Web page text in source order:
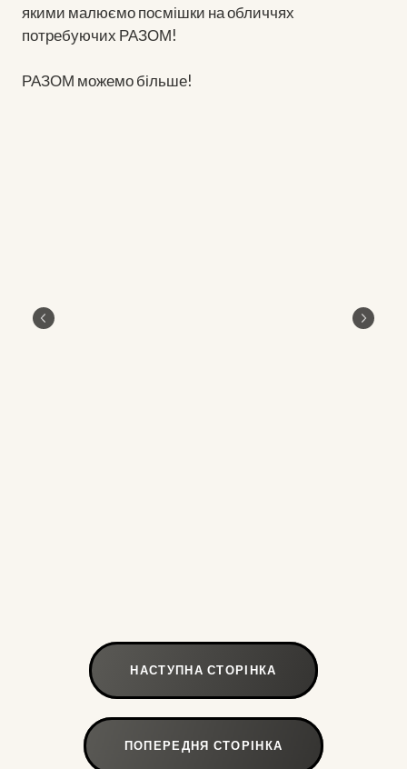
якими малюємо посмішки на обличчях
потребуючих РАЗОМ!
РАЗОМ можемо більше!
НАСТУПНА СТОРІНКА
ПОПЕРЕДНЯ СТОРІНКА